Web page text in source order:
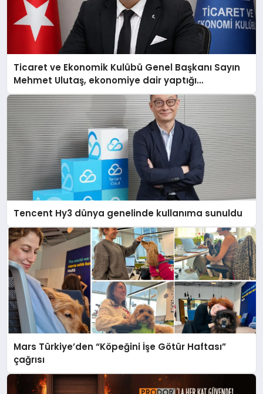
Ticaret ve Ekonomik Kulübü Genel Başkanı Sayın
Mehmet Ulutaş, ekonomiye dair yaptığı
açıklamada şunları kaydetti:
Tencent Hy3 dünya genelinde kullanıma sunuldu
Mars Türkiye’den “Köpeğini İşe Götür Haftası”
çağrısı